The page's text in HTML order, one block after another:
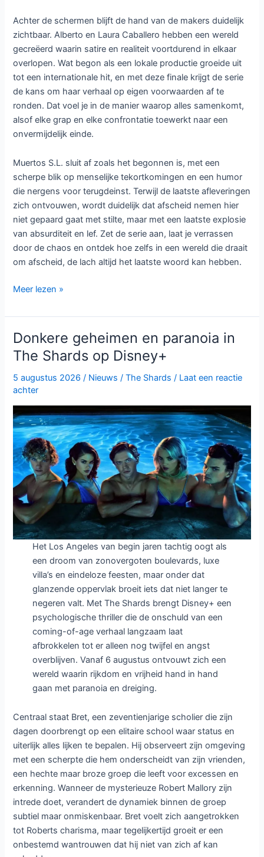
Achter de schermen blijft de hand van de makers duidelijk
zichtbaar. Alberto en Laura Caballero hebben een wereld
gecreëerd waarin satire en realiteit voortdurend in elkaar
overlopen. Wat begon als een lokale productie groeide uit
tot een internationale hit, en met deze finale krijgt de serie
de kans om haar verhaal op eigen voorwaarden af te
ronden. Dat voel je in de manier waarop alles samenkomt,
alsof elke grap en elke confrontatie toewerkt naar een
onvermijdelijk einde.
Muertos S.L. sluit af zoals het begonnen is, met een
scherpe blik op menselijke tekortkomingen en een humor
die nergens voor terugdeinst. Terwijl de laatste afleveringen
zich ontvouwen, wordt duidelijk dat afscheid nemen hier
niet gepaard gaat met stilte, maar met een laatste explosie
van absurditeit en lef. Zet de serie aan, laat je verrassen
door de chaos en ontdek hoe zelfs in een wereld die draait
om afscheid, de lach altijd het laatste woord kan hebben.
Laatste
van
Muertos
S.L.
brengt
chaos
en
humor
naar
Netflix
Meer lezen »
Donkere geheimen en paranoia in
The Shards op Disney+
5 augustus 2026/ Nieuws /The Shards / Laat een reactie
achter
Het Los Angeles van begin jaren tachtig oogt als
een droom van zonovergoten boulevards, luxe
villa’s en eindeloze feesten, maar onder dat
glanzende oppervlak broeit iets dat niet langer te
negeren valt. Met The Shards brengt Disney+ een
psychologische thriller die de onschuld van een
coming-of-age verhaal langzaam laat
afbrokkelen tot er alleen nog twijfel en angst
overblijven. Vanaf 6 augustus ontvouwt zich een
wereld waarin rijkdom en vrijheid hand in hand
gaan met paranoia en dreiging.
Centraal staat Bret, een zeventienjarige scholier die zijn
dagen doorbrengt op een elitaire school waar status en
uiterlijk alles lijken te bepalen. Hij observeert zijn omgeving
met een scherpte die hem onderscheidt van zijn vrienden,
een hechte maar broze groep die leeft voor excessen en
erkenning. Wanneer de mysterieuze Robert Mallory zijn
intrede doet, verandert de dynamiek binnen de groep
subtiel maar onmiskenbaar. Bret voelt zich aangetrokken
tot Roberts charisma, maar tegelijkertijd groeit er een
onbestemd wantrouwen dat hij niet van zich af kan